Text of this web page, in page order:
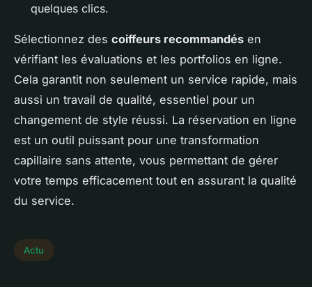
quelques clics.
Sélectionnez des coiffeurs recommandés en
vérifiant les évaluations et les portfolios en ligne.
Cela garantit non seulement un service rapide, mais
aussi un travail de qualité, essentiel pour un
changement de style réussi. La réservation en ligne
est un outil puissant pour une transformation
capillaire sans attente, vous permettant de gérer
votre temps efficacement tout en assurant la qualité
du service.
Actu